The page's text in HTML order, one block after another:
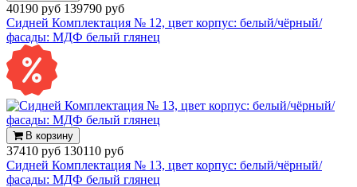
40190 руб 139790 руб
Сидней Комплектация № 12, цвет корпус: белый/чёрный/
фасады: МДФ белый глянец
В корзину
37410 руб 130110 руб
Сидней Комплектация № 13, цвет корпус: белый/чёрный/
фасады: МДФ белый глянец